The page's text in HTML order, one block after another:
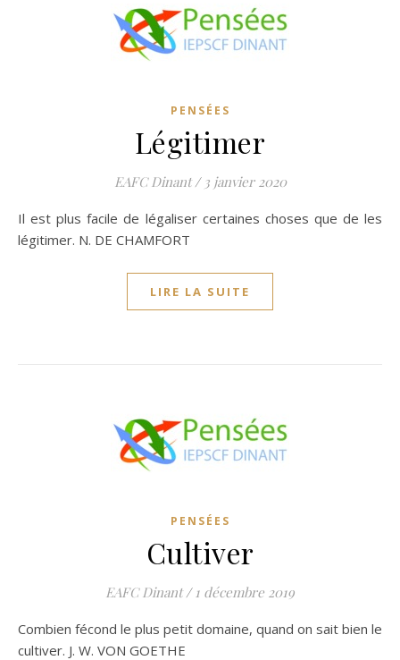
PENSÉES
Légitimer
EAFC Dinant / 3 janvier 2020
Il est plus facile de légaliser certaines choses que de les
légitimer. N. DE CHAMFORT
LIRE LA SUITE
PENSÉES
Cultiver
EAFC Dinant / 1 décembre 2019
Combien fécond le plus petit domaine, quand on sait bien le
cultiver. J. W. VON GOETHE